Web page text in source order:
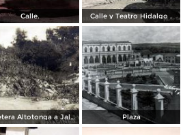
Calle. Calle y Teatro Hidalgo .
Carretera Altotonga a Jalacingo Plaza